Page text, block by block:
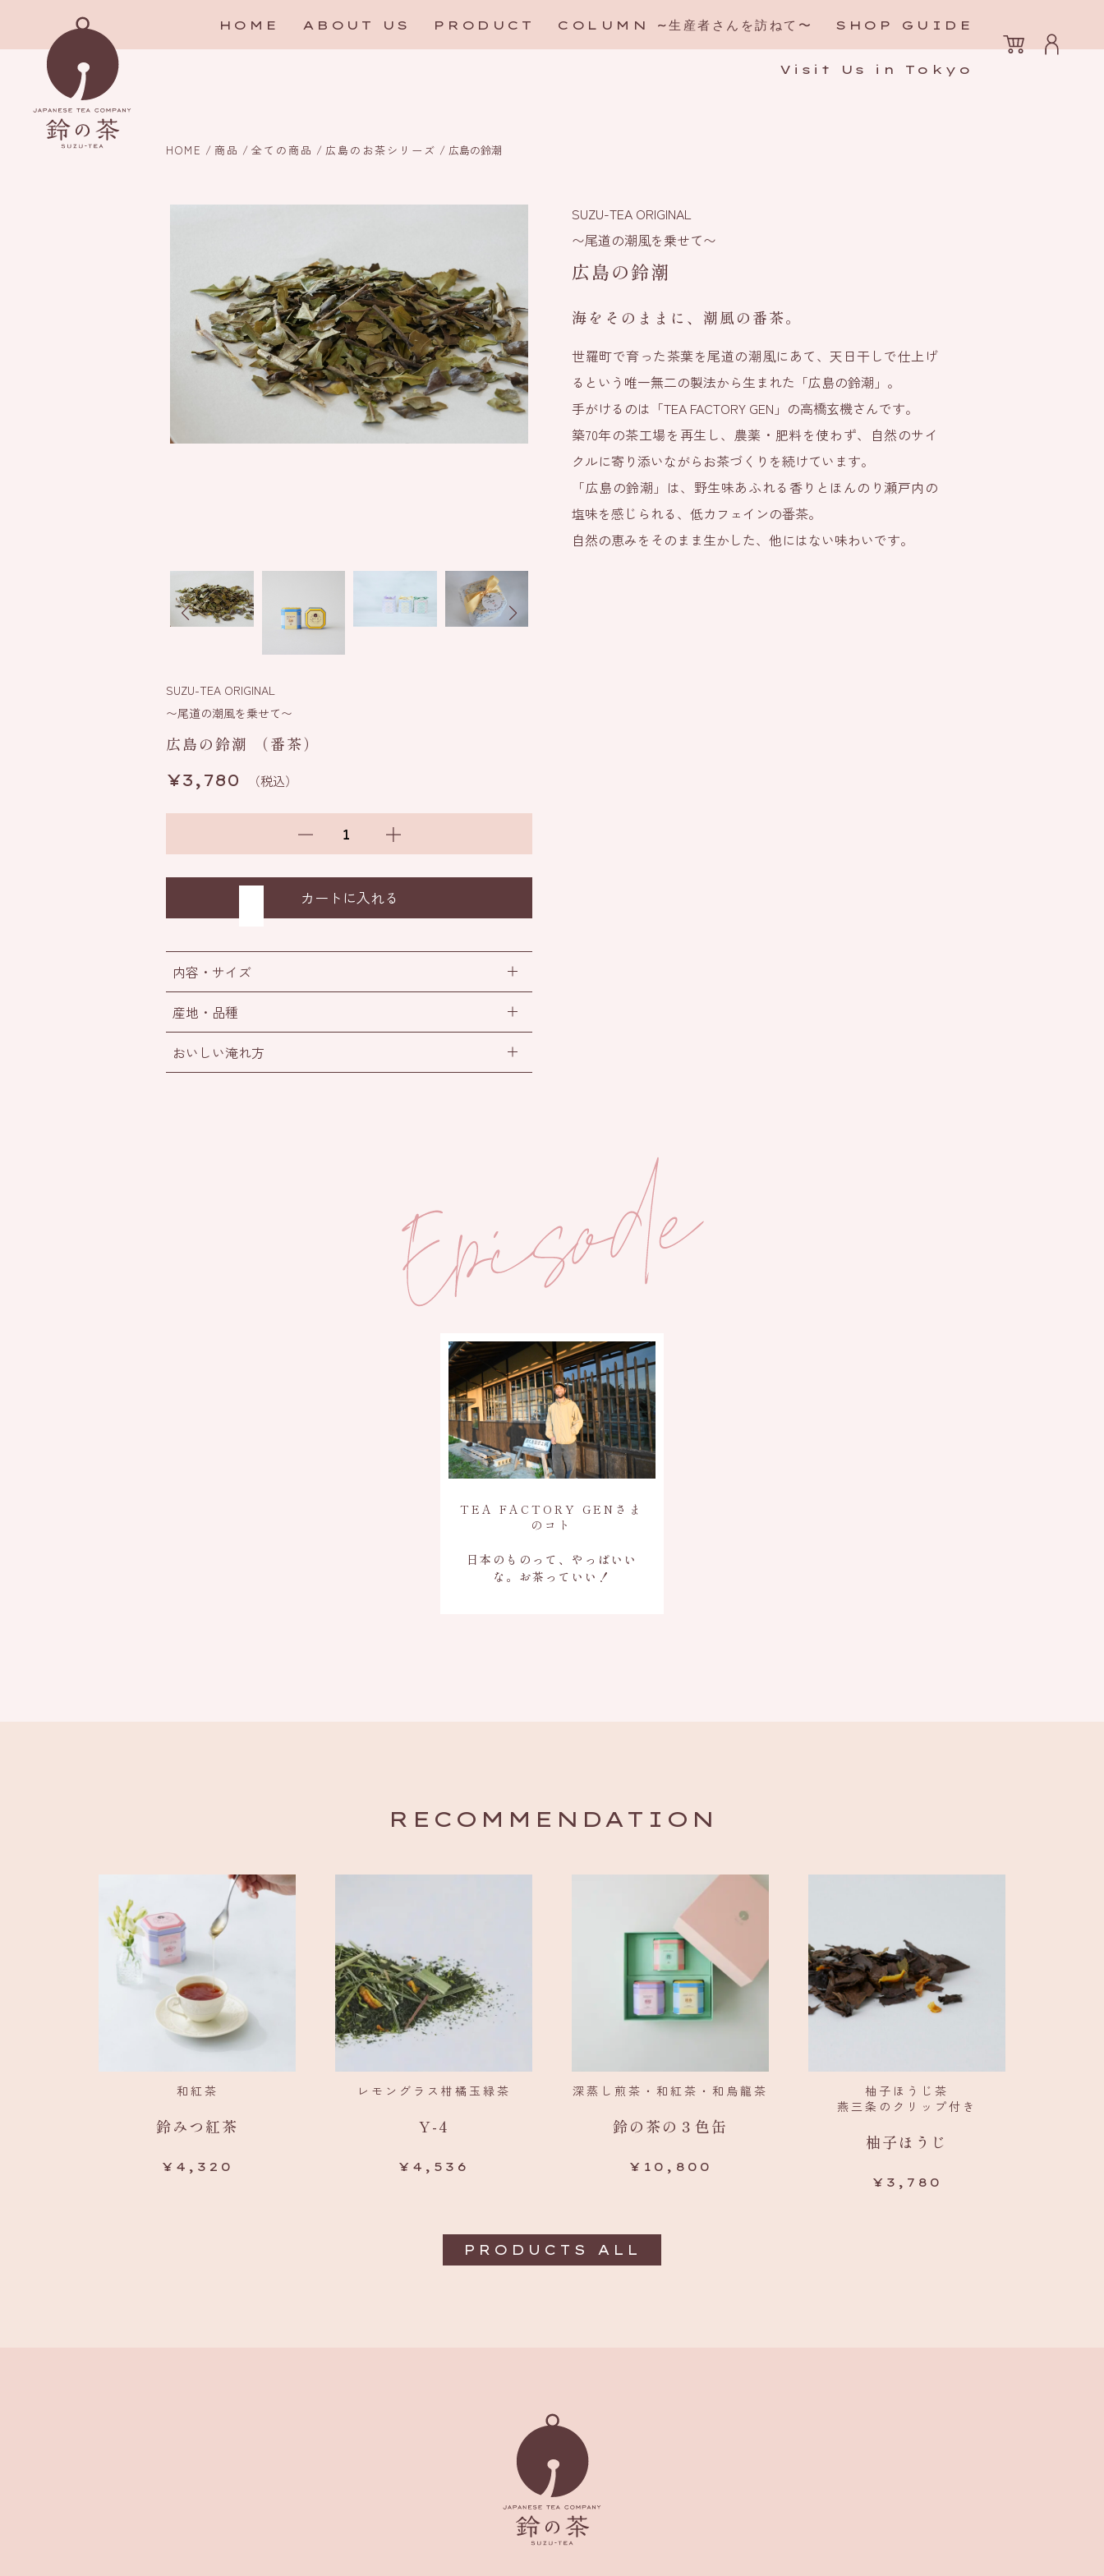
HOME ABOUT US PRODUCT COLUMN ~生産者さんを訪ねて〜 SHOP GUIDE
Visit Us in Tokyo
HOME / 商品 / 全ての商品 / 広島のお茶シリーズ / 広島の鈴潮
SUZU-TEA ORIGINAL
〜尾道の潮風を乗せて〜
広島の鈴潮 （番茶）
¥3,780 （税込）
内容・サイズ
産地・品種
おいしい淹れ方
SUZU-TEA ORIGINAL
〜尾道の潮風を乗せて〜
広島の鈴潮
海をそのままに、潮風の番茶。
世羅町で育った茶葉を尾道の潮風にあて、天日干しで仕上げ
るという唯一無二の製法から生まれた「広島の鈴潮」。
手がけるのは「TEA FACTORY GEN」の高橋玄機さんです。
築70年の茶工場を再生し、農薬・肥料を使わず、自然のサイ
クルに寄り添いながらお茶づくりを続けています。
「広島の鈴潮」は、野生味あふれる香りとほんのり瀬戸内の
塩味を感じられる、低カフェインの番茶。
自然の恵みをそのまま生かした、他にはない味わいです。
TEA FACTORY GENさま
のコト
日本のものって、やっぱいい
な。 お茶っていい！
RECOMMENDATION
和紅茶
鈴みつ紅茶
¥ 4,320
レモングラス柑橘玉緑茶
Y-4
¥ 4,536
深蒸し煎茶・和紅茶・和烏龍茶
鈴の茶の ３色缶
¥ 10,800
柚子ほうじ茶
燕三条のクリップ付き
柚子ほうじ
¥ 3,780
PRODUCTS ALL